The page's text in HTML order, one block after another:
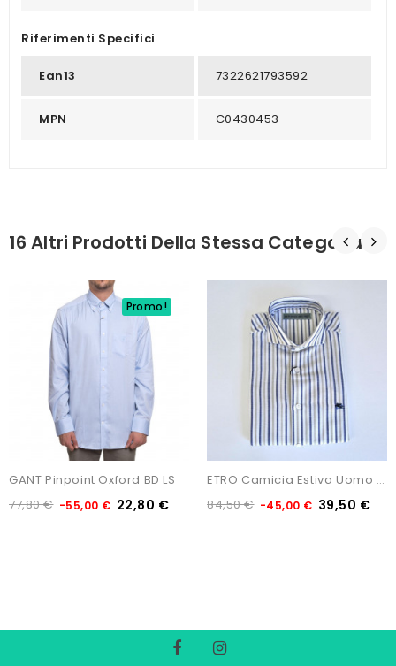
Riferimenti Specifici
Ean13 7322621793592
MPN C0430453
16 Altri Prodotti Della Stessa Categoria:
Promo!
GANT Pinpoint Oxford BD LS
77,80 € -55,00 € 22,80 €
ETRO Camicia Estiva Uomo In...
84,50 € -45,00 € 39,50 €